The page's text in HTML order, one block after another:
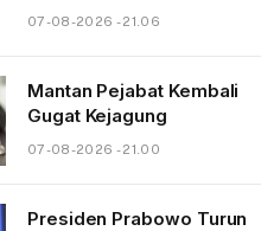
07-08-2026 - 21.06
Mantan Pejabat Kembali
Gugat Kejagung
07-08-2026 - 21.00
Presiden Prabowo Turun